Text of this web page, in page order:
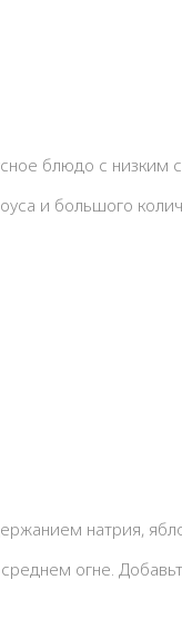
блюдо с низким
и большого
натрия,
огне.